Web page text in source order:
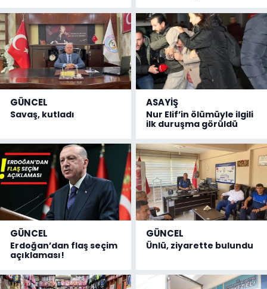
GÜNCEL
Savaş, kutladı
ASAYİŞ
Nur Elif’in ölümüyle ilgili
ilk duruşma görüldü
GÜNCEL
Erdoğan’dan flaş seçim
açıklaması!
GÜNCEL
Ünlü, ziyarette bulundu